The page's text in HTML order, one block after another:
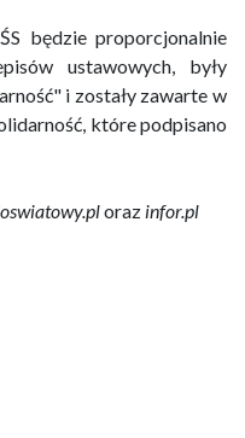
będzie proporcjonalnie
ustawowych, były
i zostały zawarte w
które podpisano
oraz infor.pl